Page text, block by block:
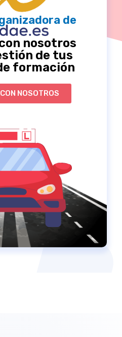
de
nosotros
de tus
formación
NOSOTROS